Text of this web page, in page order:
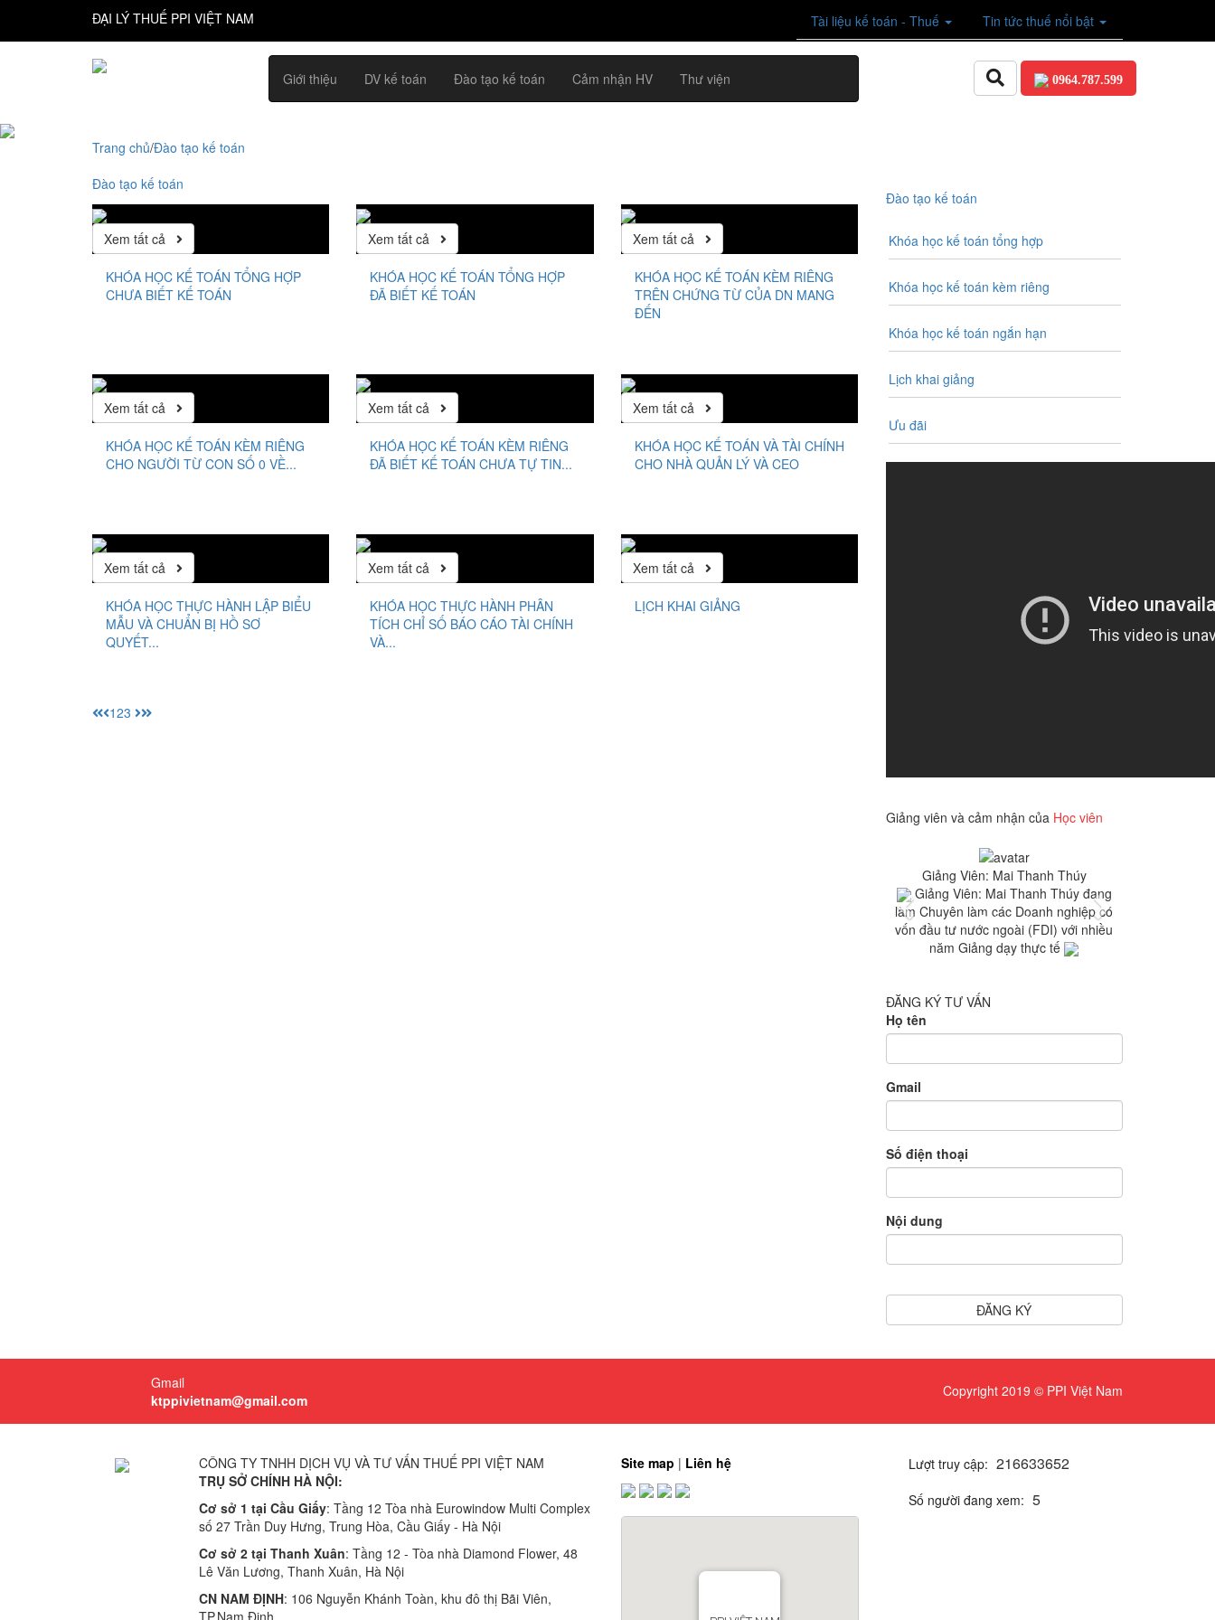
ĐẠI LÝ THUẾ PPI VIỆT NAM Tài liệu kế toán - Thuế Tin tức thuế nổi bật
Giới thiệu DV kế toán Đào tạo kế toán Cảm nhận HV Thư viện 0964.787.599
Trang chủ/Đào tạo kế toán
Đào tạo kế toán
Xem tất cả
KHÓA HỌC KẾ TOÁN TỔNG HỢP
CHƯA BIẾT KẾ TOÁN
Xem tất cả
KHÓA HỌC KẾ TOÁN TỔNG HỢP
ĐÃ BIẾT KẾ TOÁN
Xem tất cả
KHÓA HỌC KẾ TOÁN KÈM RIÊNG
TRÊN CHỨNG TỪ CỦA DN MANG
ĐẾN
Xem tất cả
KHÓA HỌC KẾ TOÁN KÈM RIÊNG
CHO NGƯỜI TỪ CON SỐ 0 VỀ...
Xem tất cả
KHÓA HỌC KẾ TOÁN KÈM RIÊNG
ĐÃ BIẾT KẾ TOÁN CHƯA TỰ TIN...
Xem tất cả
KHÓA HỌC KẾ TOÁN VÀ TÀI CHÍNH
CHO NHÀ QUẢN LÝ VÀ CEO
Xem tất cả
KHÓA HỌC THỰC HÀNH LẬP BIỂU
MẪU VÀ CHUẨN BỊ HỒ SƠ
QUYẾT...
Xem tất cả
KHÓA HỌC THỰC HÀNH PHÂN
TÍCH CHỈ SỐ BÁO CÁO TÀI CHÍNH
VÀ...
Xem tất cả
LỊCH KHAI GIẢNG
123
Đào tạo kế toán
Khóa học kế toán tổng hợp
Khóa học kế toán kèm riêng
Khóa học kế toán ngắn hạn
Lịch khai giảng
Ưu đãi
Giảng viên và cảm nhận của Học viên
Giảng Viên: Mai Thanh Thúy
Giảng Viên: Mai Thanh Thúy đang
làm Chuyên làm các Doanh nghiệp có
vốn đầu tư nước ngoài (FDI) với nhiều
năm Giảng dạy thực tế
ĐĂNG KÝ TƯ VẤN
Họ tên
Gmail
Số điện thoại
Nội dung
ĐĂNG KÝ
Gmail
ktppivietnam@gmail.com
Copyright 2019 © PPI Việt Nam
CÔNG TY TNHH DỊCH VỤ VÀ TƯ VẤN THUẾ PPI VIỆT NAM
TRỤ SỞ CHÍNH HÀ NỘI:
Cơ sở 1 tại Cầu Giấy: Tầng 12 Tòa nhà Eurowindow Multi Complex
số 27 Trần Duy Hưng, Trung Hòa, Cầu Giấy - Hà Nội
Cơ sở 2 tại Thanh Xuân: Tầng 12 - Tòa nhà Diamond Flower, 48
Lê Văn Lương, Thanh Xuân, Hà Nội
CN NAM ĐỊNH: 106 Nguyễn Khánh Toàn, khu đô thị Bãi Viên,
Site map | Liên hệ Lượt truy cập: 216633652
Số người đang xem: 5